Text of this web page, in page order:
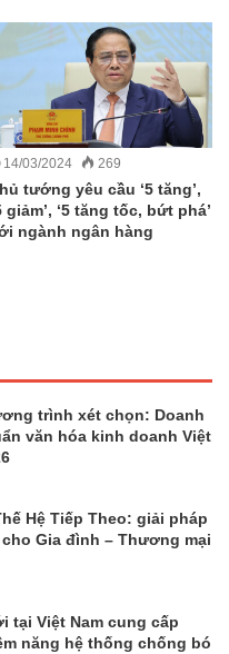
14/03/2024 269
tướng yêu cầu ‘5 tăng’,
giảm’, ‘5 tăng tốc, bứt phá’
ngành ngân hàng
trình xét chọn: Doanh
văn hóa kinh doanh Việt
Hệ Tiếp Theo: giải pháp
Gia đình – Thương mại
tại Việt Nam cung cấp
năng hệ thống chống bó